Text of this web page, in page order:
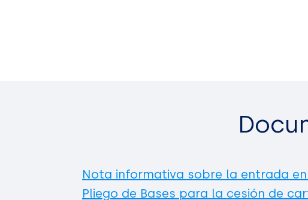
Nota informativa sobre la entrada
Pliego de Bases para la cesión de